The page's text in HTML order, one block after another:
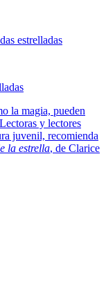
la magia, pueden
y lectores
juvenil, recomienda
la estrella, de Clarice